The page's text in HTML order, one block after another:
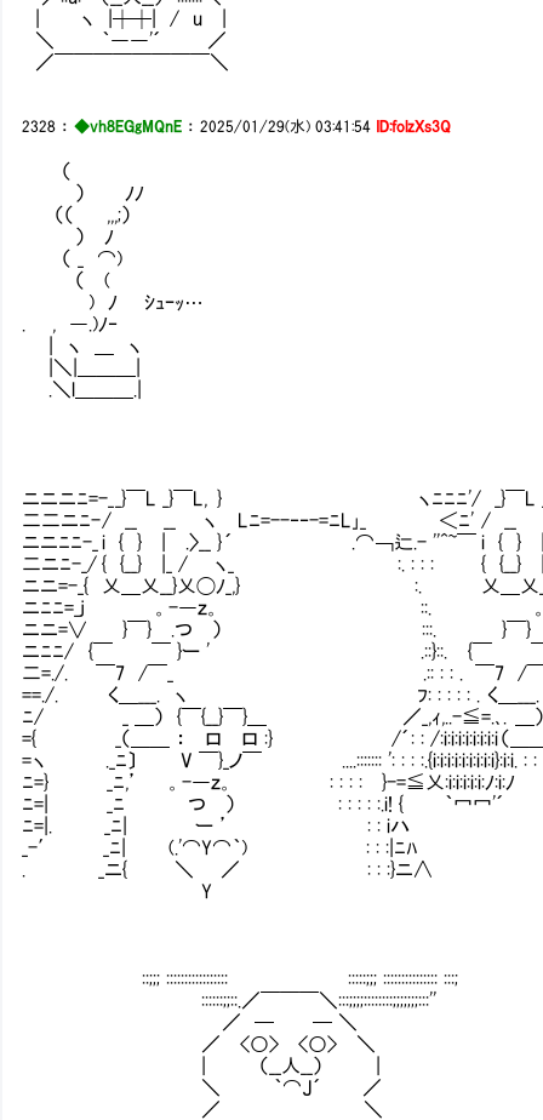
| ヽ |┼┼| / u |
＼ ｀――'´ ／
／￣￣￣￣￣￣￣￣＼
2328 ：◆vh8EGgMQnE ：2025/01/29(水) 03:41:54 ID:folzXs3Q
（
） ﾉﾉ
（（ ,,,;）
） ﾉ
（ _ ⌒)
（ (
) ﾉ ｼｭｰｯ…
. , ―.)ﾉ‐
| ヽ ＿ ヽ
|＼|＿＿＿|
.＼l＿＿＿.|
ニニニﾆ=-_ _}￣L _}￣L, } ヽﾆﾆﾆ'/ _}￣L _}
二二ニﾆ- / __ __ ヽ Lﾆ=--‐‐-=ﾆL｣_ ＜ﾆ' / __
ニニﾆﾆ-_ i { } | .〉__ } ´ .⌒￢辷.- ''^~￣ i { } | .
二ニﾆ-_/ { {__} |_ / ヽ_ :. : : : { {__} |_
ニニ=-_{ 乂＿乂__}乂◯ﾉ_,} :. 乂＿乂__}
ニﾆﾆ=_j 。-―ｚ。 ::. 。-―ｚ
ニニ=∨ }￣} .つ ） :::. }￣} .
ニﾆﾆ/ {￣ ￣ }ー ' .::}::. {￣ ￣
二=./. ￣7 /￣_ .:: : : . ￣7
==./. く＿___. ヽ ﾌ: : : : : . く＿
ﾆ/ _ ＿） {￣{__}￣}＿ ／_,ｨ,..-≦=.､. ＿） {
={ _（＿＿ ： ロ ロ :} /´: : /:i:i:i:i:i:i:i:i （＿＿
=ヽ ._ﾆ〕 V ￣}_ノ￣ ....::::::: ': : : :.{i:i:i:i:i:i:i:i:i}:i:i. : : :
ﾆ=} _ﾆ,’ 。-―ｚ。 : : : : }-=≦乂:i:i:i:i:i:ﾉ:i:ﾉ
ﾆ=| _ﾆ つ ） : : : : :.i! { ｀冖冖
ﾆ=|. _ﾆ| ー ’ : : iハ
_-′ _ﾆ| (.'⌒Y⌒｀) : : :|ﾆﾊ
. _ニ{ ＼ ／ : : :}ニ∧
Y
::;;; ::::::::::::::::: :::::;;; ::::::::::::::: :::;
::::::;;::.／￣￣￣＼:::;;;;::::::::;;;;;;;:::''
／ ─ ─ ＼
／ <○> <○> ＼
| （__人__） |
＼ ｀⌒J´ ／
／ ＼